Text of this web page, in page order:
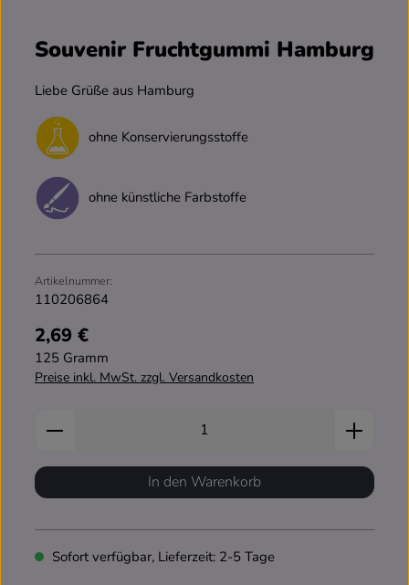
Souvenir Fruchtgummi Hamburg
Liebe Grüße aus Hamburg
ohne Konservierungsstoffe
ohne künstliche Farbstoffe
Artikelnummer:
110206864
Regulärer Preis:
2,69 €
125 Gramm
Preise inkl. MwSt. zzgl. Versandkosten
Produkt Anzahl: Gib den gewünschten Wert
In den Warenkorb
Sofort verfügbar, Lieferzeit: 2-5 Tage